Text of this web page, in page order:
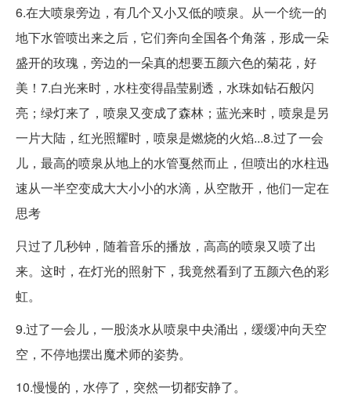
6.在大喷泉旁边，有几个又小又低的喷泉。从一个统一的
地下水管喷出来之后，它们奔向全国各个角落，形成一朵
盛开的玫瑰，旁边的一朵真的想要五颜六色的菊花，好
美！7.白光来时，水柱变得晶莹剔透，水珠如钻石般闪
亮；绿灯来了，喷泉又变成了森林；蓝光来时，喷泉是另
一片大陆，红光照耀时，喷泉是燃烧的火焰...8.过了一会
儿，最高的喷泉从地上的水管戛然而止，但喷出的水柱迅
速从一半空变成大大小小的水滴，从空散开，他们一定在
思考
只过了几秒钟，随着音乐的播放，高高的喷泉又喷了出
来。这时，在灯光的照射下，我竟然看到了五颜六色的彩
虹。
9.过了一会儿，一股淡水从喷泉中央涌出，缓缓冲向天空
空，不停地摆出魔术师的姿势。
10.慢慢的，水停了，突然一切都安静了。